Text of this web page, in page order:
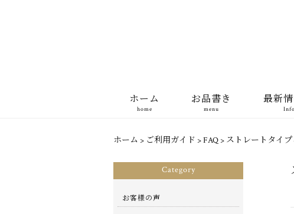
ホーム
home
お品書き
menu
最新
ホーム > ご利用ガイド >FAQ > ストレートタイ
Category
お客様の声